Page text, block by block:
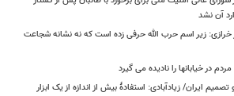
آن نشد
خرازی: زیر اسم حرب الله حرفی زده است که نه نشانه شجاعت
در خیابانها را نادیده می گیرد
ایران/ زیادآبادی: استفادهٔ بیش از اندازه از یک ابزار